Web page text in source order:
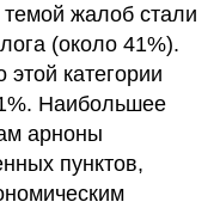
жалоб стали
(около 41%).
категории
Наибольшее
арноны
пунктов,